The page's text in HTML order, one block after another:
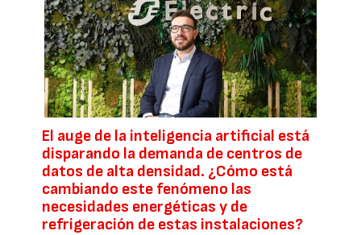
El auge de la inteligencia artificial está
disparando la demanda de centros de
datos de alta densidad. ¿Cómo está
cambiando este fenómeno las
necesidades energéticas y de
refrigeración de estas instalaciones?